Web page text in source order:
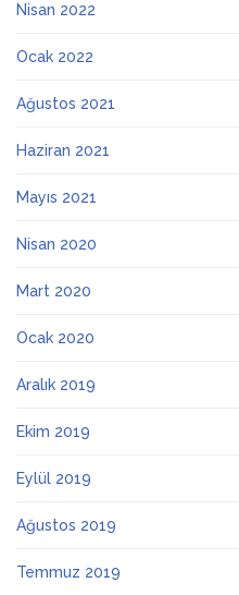
Nisan 2022
Ocak 2022
Ağustos 2021
Haziran 2021
Mayıs 2021
Nisan 2020
Mart 2020
Ocak 2020
Aralık 2019
Ekim 2019
Eylül 2019
Ağustos 2019
Temmuz 2019